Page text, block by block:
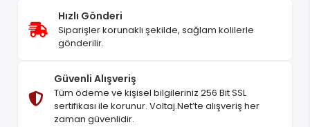
Hızlı Gönderi
Siparişler korunaklı şekilde, sağlam kolilerle
gönderilir.
Güvenli Alışveriş
Tüm ödeme ve kişisel bilgileriniz 256 Bit SSL
sertifikası ile korunur. Voltaj.Net’te alışveriş her
zaman güvenlidir.